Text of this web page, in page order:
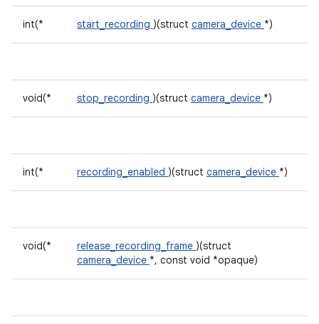
int(* start_recording )(struct camera_device *)
void(* stop_recording )(struct camera_device *)
int(* recording_enabled )(struct camera_device *)
void(* release_recording_frame )(struct
camera_device *, const void *opaque)